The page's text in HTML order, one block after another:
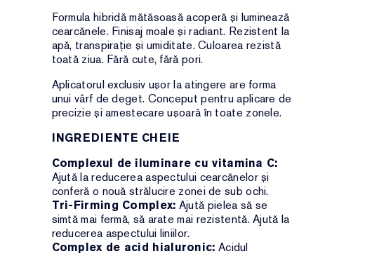
Formula hibridă mătăsoasă acoperă și luminează
cearcănele. Finisaj moale și radiant. Rezistent la
apă, transpirație și umiditate. Culoarea rezistă
toată ziua. Fără cute, fără pori.
Aplicatorul exclusiv ușor la atingere are forma
unui vârf de deget. Conceput pentru aplicare de
precizie și amestecare ușoară în toate zonele.
INGREDIENTE CHEIE
Complexul de iluminare cu vitamina C:
Ajută la reducerea aspectului cearcănelor și
conferă o nouă strălucire zonei de sub ochi.
Tri-Firming Complex: Ajută pielea să se
simtă mai fermă, să arate mai rezistentă. Ajută la
reducerea aspectului liniilor.
Complex de acid hialuronic: Acidul